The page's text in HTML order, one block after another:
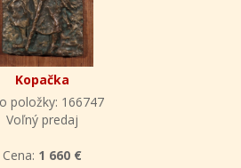
Kopačka
položky: 166747
Voľný predaj
Cena: 1 660 €